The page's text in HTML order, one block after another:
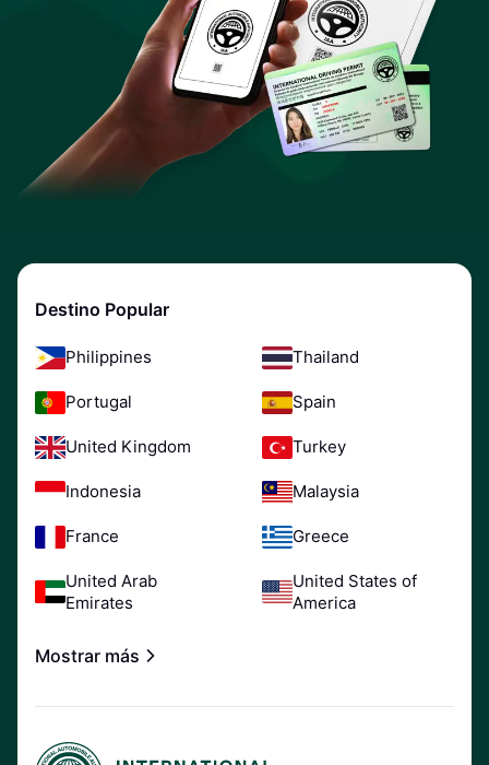
Destino Popular
Philippines Thailand
Portugal Spain
United Kingdom Turkey
Indonesia Malaysia
France Greece
United Arab
Emirates
United States of
America
Mostrar más